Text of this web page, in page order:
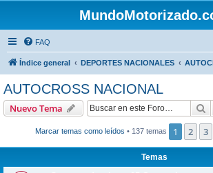
FAQ
Índice general DEPORTES NACIONALES
AUTOCROSS NACIONAL
Nuevo Tema
Marcar temas como leídos • 137 temas 1 2 3
Temas